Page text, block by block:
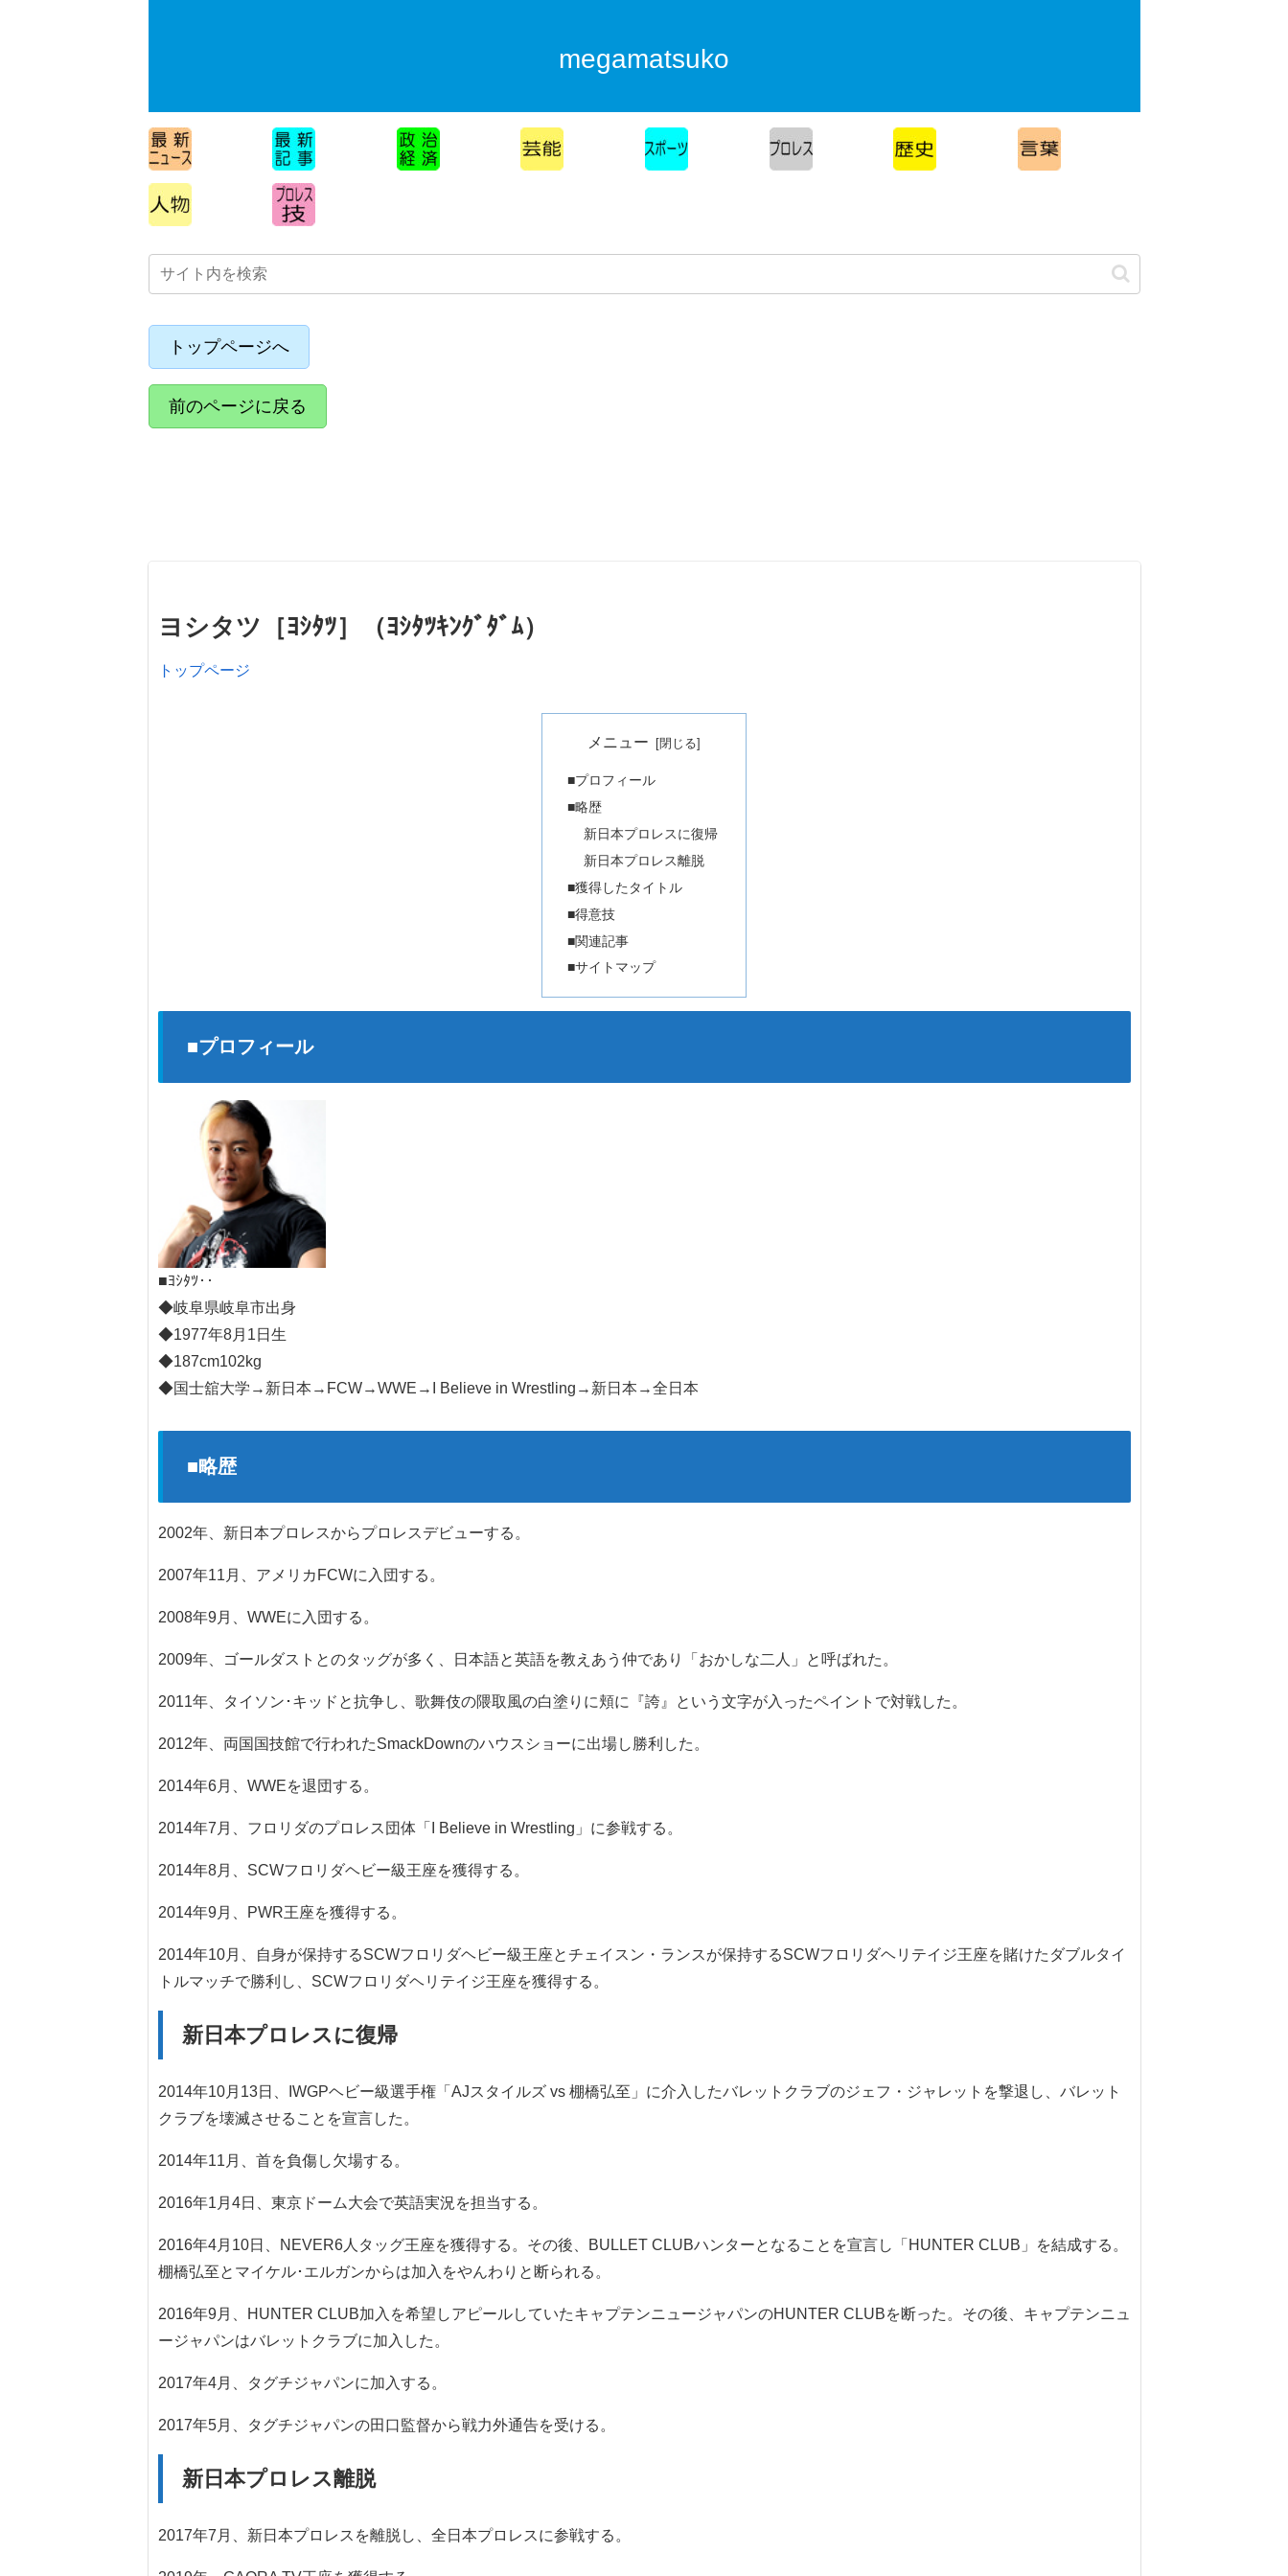
megamatsuko
トップページへ
前のページに戻る
ヨシタツ［ﾖｼﾀﾂ］（ﾖｼﾀﾂｷﾝｸﾞﾀﾞﾑ）
トップページ
メニュー
■プロフィール
■略歴
新日本プロレスに復帰
新日本プロレス離脱
■獲得したタイトル
■得意技
■関連記事
■サイトマップ
■プロフィール
■ﾖｼﾀﾂ‥
◆岐阜県岐阜市出身
◆1977年8月1日生
◆187cm102kg
◆国士舘大学→新日本→FCW→WWE→I Believe in Wrestling→新日本→全日本
■略歴
2002年、新日本プロレスからプロレスデビューする。
2007年11月、アメリカFCWに入団する。
2008年9月、WWEに入団する。
2009年、ゴールダストとのタッグが多く、日本語と英語を教えあう仲であり「おかしな二人」と呼ばれた。
2011年、タイソン･キッドと抗争し、歌舞伎の隈取風の白塗りに頬に『誇』という文字が入ったペイントで対戦した。
2012年、両国国技館で行われたSmackDownのハウスショーに出場し勝利した。
2014年6月、WWEを退団する。
2014年7月、フロリダのプロレス団体「I Believe in Wrestling」に参戦する。
2014年8月、SCWフロリダヘビー級王座を獲得する。
2014年9月、PWR王座を獲得する。
2014年10月、自身が保持するSCWフロリダヘビー級王座とチェイスン・ランスが保持するSCWフロリダヘリテイジ王座を賭けたダブルタイ
トルマッチで勝利し、SCWフロリダヘリテイジ王座を獲得する。
新日本プロレスに復帰
2014年10月13日、IWGPヘビー級選手権「AJスタイルズ vs 棚橋弘至」に介入したバレットクラブのジェフ・ジャレットを撃退し、バレット
クラブを壊滅させることを宣言した。
2014年11月、首を負傷し欠場する。
2016年1月4日、東京ドーム大会で英語実況を担当する。
2016年4月10日、NEVER6人タッグ王座を獲得する。その後、BULLET CLUBハンターとなることを宣言し「HUNTER CLUB」を結成する。
棚橋弘至とマイケル･エルガンからは加入をやんわりと断られる。
2016年9月、HUNTER CLUB加入を希望しアピールしていたキャプテンニュージャパンのHUNTER CLUBを断った。その後、キャプテンニュ
ージャパンはバレットクラブに加入した。
2017年4月、タグチジャパンに加入する。
2017年5月、タグチジャパンの田口監督から戦力外通告を受ける。
新日本プロレス離脱
2017年7月、新日本プロレスを離脱し、全日本プロレスに参戦する。